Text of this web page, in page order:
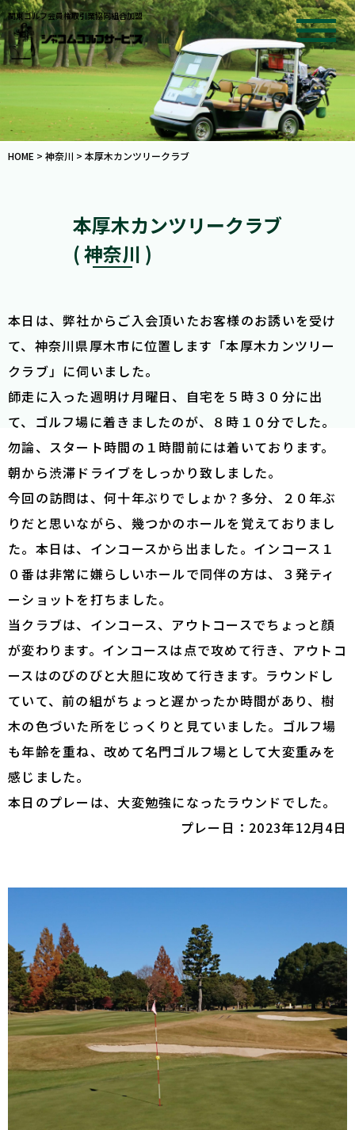
関東ゴルフ会員権取引業協同組合加盟
HOME > 神奈川 > 本厚木カンツリークラブ
本厚木カンツリークラブ
( 神奈川 )
本日は、弊社からご入会頂いたお客様のお誘いを受け
て、神奈川県厚木市に位置します「本厚木カンツリー
クラブ」に伺いました。
師走に入った週明け月曜日、自宅を５時３０分に出
て、ゴルフ場に着きましたのが、８時１０分でした。
勿論、スタート時間の１時間前には着いております。
朝から渋滞ドライブをしっかり致しました。
今回の訪問は、何十年ぶりでしょか？多分、２０年ぶ
りだと思いながら、幾つかのホールを覚えておりまし
た。本日は、インコースから出ました。インコース１
０番は非常に嫌らしいホールで同伴の方は、３発ティ
ーショットを打ちました。
当クラブは、インコース、アウトコースでちょっと顔
が変わります。インコースは点で攻めて行き、アウトコ
ースはのびのびと大胆に攻めて行きます。ラウンドし
ていて、前の組がちょっと遅かったか時間があり、樹
木の色づいた所をじっくりと見ていました。ゴルフ場
も年齢を重ね、改めて名門ゴルフ場として大変重みを
感じました。
本日のプレーは、大変勉強になったラウンドでした。
プレー日：2023年12月4日